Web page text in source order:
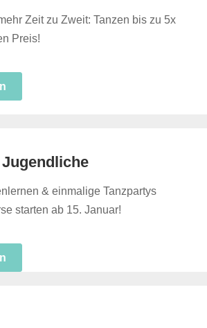
Zeit zu Zweit: Tanzen bis zu 5x
Preis!
& einmalige Tanzpartys
starten ab 15. Januar!